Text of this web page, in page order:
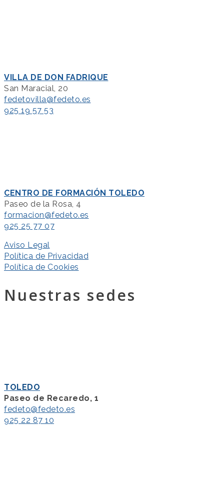
VILLA DE DON FADRIQUE
San Maracial, 20
fedetovilla@fedeto.es
925 19 57 53
CENTRO DE FORMACIÓN TOLEDO
Paseo de la Rosa, 4
formacion@fedeto.es
925 25 77 07
Aviso Legal
Política de Privacidad
Política de Cookies
Nuestras sedes
TOLEDO
Paseo de Recaredo, 1
fedeto@fedeto.es
925 22 87 10